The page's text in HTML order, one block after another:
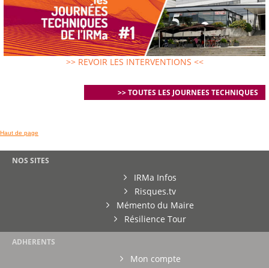
>> REVOIR LES INTERVENTIONS <<
>> TOUTES LES JOURNEES TECHNIQUES
Haut de page
NOS SITES
IRMa Infos
Risques.tv
Mémento du Maire
Résilience Tour
ADHERENTS
Mon compte